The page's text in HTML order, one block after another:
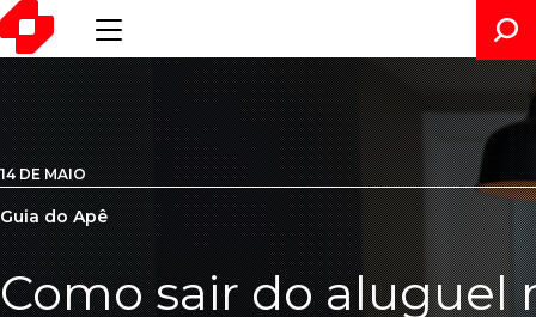
14 DE MAIO
Guia do Apê
Como sair do aluguel